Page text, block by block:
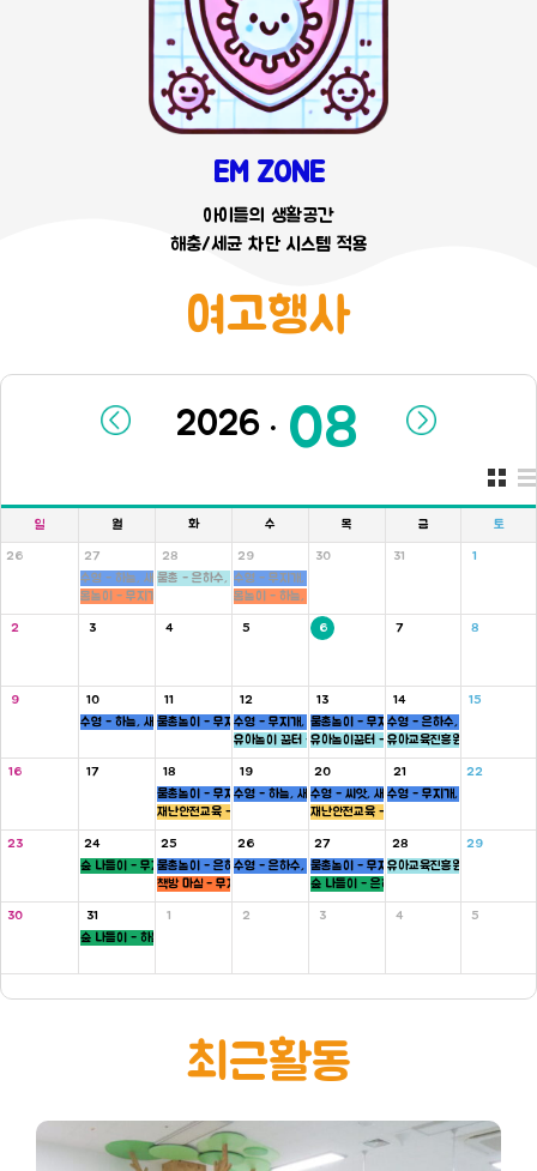
EM ZONE
아이들의 생활공간
해충/세균 차단 시스템 적용
여고행사
.
일 월 화 수 목 금 토
26
27
수영 - 하늘, 새싹반
몸놀이 - 무지개, 씨앗반
28
물총 - 은하수, 새싹, 병아리반
29
수영 - 무지개, 씨앗반
몸놀이 - 하늘, 새싹반
30 31 1
2 3 4 5 6 7 8
9
10
수영 - 하늘, 새싹반
11
물총놀이 - 무지개, 새싹, 병아리반
12
수영 - 무지개, 씨앗반
유아놀이 꿈터 - 은하수, 하늘반
13
물총놀이 - 무지개, 씨앗, 하늘반
유아놀이꿈터 - 무지개반
14
수영 - 은하수, 병아리반
유아교육진흥원 - 씨앗반
15
16 17
18
물총놀이 - 무지개, 새싹, 병아리반
재난안전교육 - 5세
19
수영 - 하늘, 새싹반
20
수영 - 씨앗, 새싹반
재난안전교육 - 5세
21
수영 - 무지개, 씨앗반
22
23
24
숲 나들이 - 무지개, 씨앗반
25
물총놀이 - 은하수, 새싹, 병아리반
책방 마실 - 무지개 ,하늘반
26
수영 - 은하수, 병아리반
27
물총놀이 - 무지개, 씨앗, 하늘반
숲 나들이 - 은하수, 병아리반
28
유아교육진흥원 - 새싹반
29
30
31
숲 나들이 - 하늘, 새싹반
1 2 3 4 5
최근활동